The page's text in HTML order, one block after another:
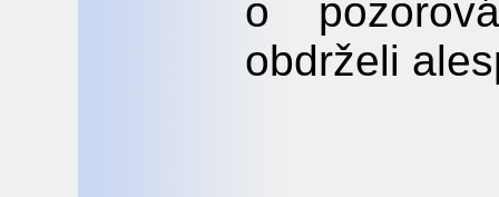
o
obdrželi